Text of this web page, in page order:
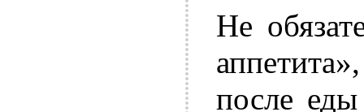
Не
после